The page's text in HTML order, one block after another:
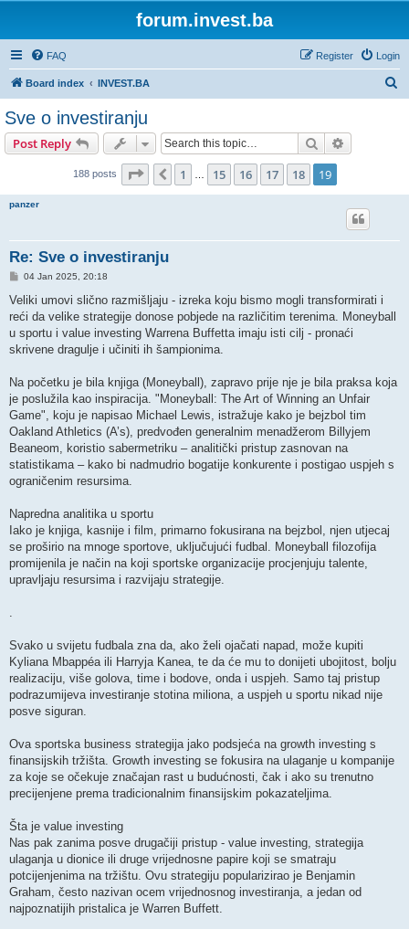
forum.invest.ba
FAQ Login
Register
Board index INVEST.BA
Sve o investiranju
Post Reply Search
188 posts Page 19 of 19
Previous
1 15 16 17 18 19
panzer
Re: Sve o investiranju
P
s
04 Jan 2025, 20:18
Veliki umovi slično razmišljaju - izreka koju bismo mogli transformirati i
reći da velike strategije donose pobjede na različitim terenima. Moneyball
u sportu i value investing Warrena Buffetta imaju isti cilj - pronaći
skrivene dragulje i učiniti ih šampionima.
Na početku je bila knjiga (Moneyball), zapravo prije nje je bila praksa koja
je poslužila kao inspiracija. "Moneyball: The Art of Winning an Unfair
Game", koju je napisao Michael Lewis, istražuje kako je bejzbol tim
Oakland Athletics (A’s), predvođen generalnim menadžerom Billyjem
Beaneom, koristio sabermetriku – analitički pristup zasnovan na
statistikama – kako bi nadmudrio bogatije konkurente i postigao uspjeh s
ograničenim resursima.
Napredna analitika u sportu
Iako je knjiga, kasnije i film, primarno fokusirana na bejzbol, njen utjecaj
se proširio na mnoge sportove, uključujući fudbal. Moneyball filozofija
promijenila je način na koji sportske organizacije procjenjuju talente,
upravljaju resursima i razvijaju strategije.
.
Svako u svijetu fudbala zna da, ako želi ojačati napad, može kupiti
Kyliana Mbappéa ili Harryja Kanea, te da će mu to donijeti ubojitost, bolju
realizaciju, više golova, time i bodove, onda i uspjeh. Samo taj pristup
podrazumijeva investiranje stotina miliona, a uspjeh u sportu nikad nije
posve siguran.
Ova sportska business strategija jako podsjeća na growth investing s
finansijskih tržišta. Growth investing se fokusira na ulaganje u kompanije
za koje se očekuje značajan rast u budućnosti, čak i ako su trenutno
precijenjene prema tradicionalnim finansijskim pokazateljima.
Šta je value investing
Nas pak zanima posve drugačiji pristup - value investing, strategija
ulaganja u dionice ili druge vrijednosne papire koji se smatraju
potcijenjenima na tržištu. Ovu strategiju popularizirao je Benjamin
Graham, često nazivan ocem vrijednosnog investiranja, a jedan od
najpoznatijih pristalica je Warren Buffett.